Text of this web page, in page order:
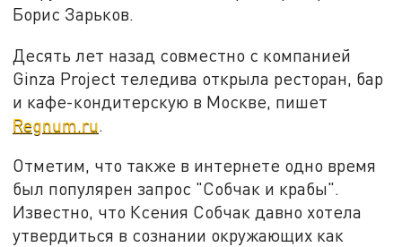
Борис Зарьков.
Десять лет назад совместно с компанией
Ginza Project теледива открыла ресторан, бар
и кафе-кондитерскую в Москве, пишет
Regnum.ru.
Отметим, что также в интернете одно время
был популярен запрос "Собчак и крабы".
Известно, что Ксения Собчак давно хотела
утвердиться в сознании окружающих как